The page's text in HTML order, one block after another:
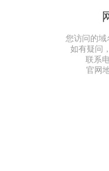
您访问的域
如有疑问
联系
官网